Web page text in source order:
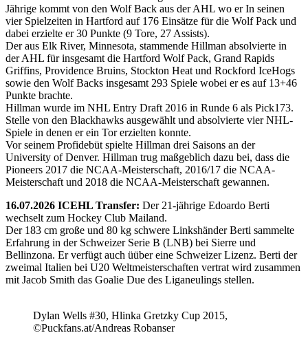
Jährige kommt von den Wolf Back aus der AHL wo er In seinen
vier Spielzeiten in Hartford auf 176 Einsätze für die Wolf Pack und
dabei erzielte er 30 Punkte (9 Tore, 27 Assists).
Der aus Elk River, Minnesota, stammende Hillman absolvierte in
der AHL für insgesamt die Hartford Wolf Pack, Grand Rapids
Griffins, Providence Bruins, Stockton Heat und Rockford IceHogs
sowie den Wolf Backs insgesamt 293 Spiele wobei er es auf 13+46
Punkte brachte.
Hillman wurde im NHL Entry Draft 2016 in Runde 6 als Pick173.
Stelle von den Blackhawks ausgewählt und absolvierte vier NHL-
Spiele in denen er ein Tor erzielten konnte.
Vor seinem Profidebüt spielte Hillman drei Saisons an der
University of Denver. Hillman trug maßgeblich dazu bei, dass die
Pioneers 2017 die NCAA-Meisterschaft, 2016/17 die NCAA-
Meisterschaft und 2018 die NCAA-Meisterschaft gewannen.
16.07.2026 ICEHL Transfer: Der 21-jährige Edoardo Berti
wechselt zum Hockey Club Mailand.
Der 183 cm große und 80 kg schwere Linkshänder Berti sammelte
Erfahrung in der Schweizer Serie B (LNB) bei Sierre und
Bellinzona. Er verfügt auch üüber eine Schweizer Lizenz. Berti der
zweimal Italien bei U20 Weltmeisterschaften vertrat wird zusammen
mit Jacob Smith das Goalie Due des Liganeulings stellen.
Dylan Wells #30, Hlinka Gretzky Cup 2015,
©Puckfans.at/Andreas Robanser